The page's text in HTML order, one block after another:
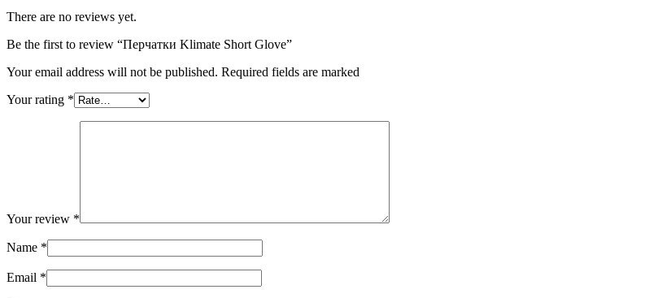
There are no reviews yet.
Be the first to review “Перчатки Klimate Short Glove”
Your email address will not be published. Required fields are marked
Your rating *
Your review *
Name *
Email *